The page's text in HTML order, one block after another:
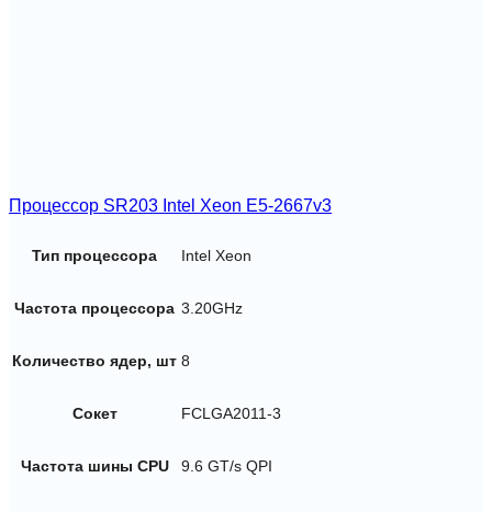
Процессор SR203 Intel Xeon E5-2667v3
Тип процессора Intel Xeon
Частота процессора 3.20GHz
Количество ядер, шт 8
Сокет FCLGA2011-3
Частота шины CPU 9.6 GT/s QPI